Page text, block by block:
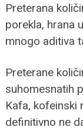
Preterana
porekla, hrana
mnogo aditiva
Preterane
suhomesnatih
Kafa, kofeinski
definitivno ne